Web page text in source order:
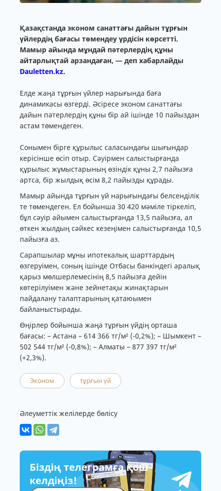
Қазақстанда эконом санаттағы дайын тұрғын
үйлердің бағасы төмендеу үрдісін көрсетті.
Мамыр айында мұндай пәтерлердің құны
айтарлықтай арзандаған, — деп хабарлайды
Dauletten.kz.
Елде жаңа тұрғын үйлер нарығында баға
динамикасы өзгерді. Әсіресе эконом санаттағы
дайын пәтерлердің құны бір ай ішінде 10 пайыздан
астам төмендеген.
Сонымен бірге құрылыс саласындағы шығындар
керісінше өсіп отыр. Сәуірмен салыстырғанда
құрылыс жұмыстарының өзіндік құны 2,7 пайызға
артса, бір жылдық өсім 8,2 пайызды құрады.
Мамыр айында тұрғын үй нарығындағы белсенділік
те төмендеген. Ел бойынша 30 420 мәміле тіркеліп,
бұл сәуір айымен салыстырғанда 13,5 пайызға, ал
өткен жылдың сәйкес кезеңімен салыстырғанда 10,5
пайызға аз.
Сарапшылар мұны ипотекалық шарттардың
өзгеруімен, соның ішінде Отбасы банкіндегі аралық
қарыз мөлшерлемесінің 8,5 пайызға дейін
көтерілуімен және зейнетақы жинақтарын
пайдалану талаптарының қатаюымен
байланыстырады.
Өңірлер бойынша жаңа тұрғын үйдің орташа
бағасы: – Астана – 614 366 тг/м² (-0,2%); – Шымкент –
502 544 тг/м² (-0,8%); – Алматы – 877 397 тг/м²
(+2,3%).
Эконом тұрғын үй
Әлеуметтік желілерде бөлісу
Біздің телеграмға қош
келдіңіз!